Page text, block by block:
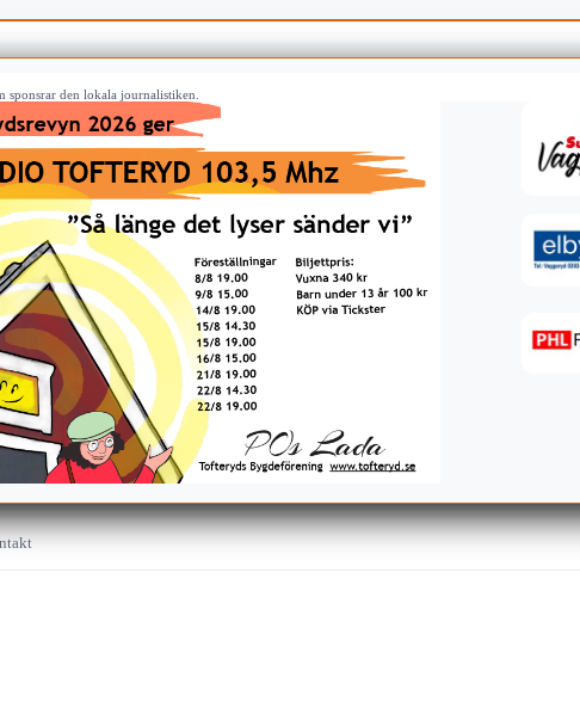
sponsrar den lokala journalistiken.